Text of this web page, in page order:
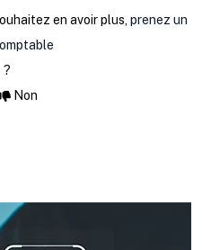
en avoir plus, prenez un
?
Non